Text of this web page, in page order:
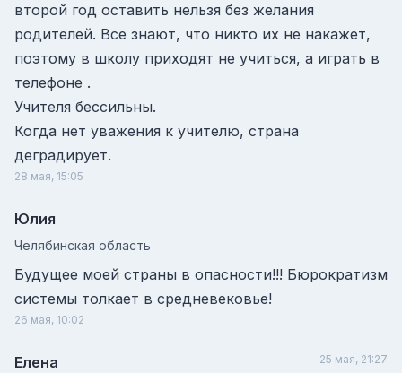
второй год оставить нельзя без желания
родителей. Все знают, что никто их не накажет,
поэтому в школу приходят не учиться, а играть в
телефоне .
Учителя бессильны.
Когда нет уважения к учителю, страна
деградирует.
28 мая, 15:05
Юлия
Челябинская область
Будущее моей страны в опасности!!! Бюрократизм
системы толкает в средневековье!
26 мая, 10:02
Елена 25 мая, 21:27